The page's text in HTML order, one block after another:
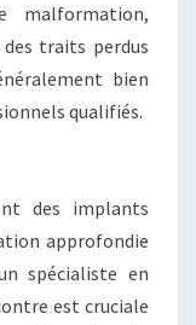
malformation,
traits perdus
bien
qualifiés.
des implants
approfondie
spécialiste en
est cruciale